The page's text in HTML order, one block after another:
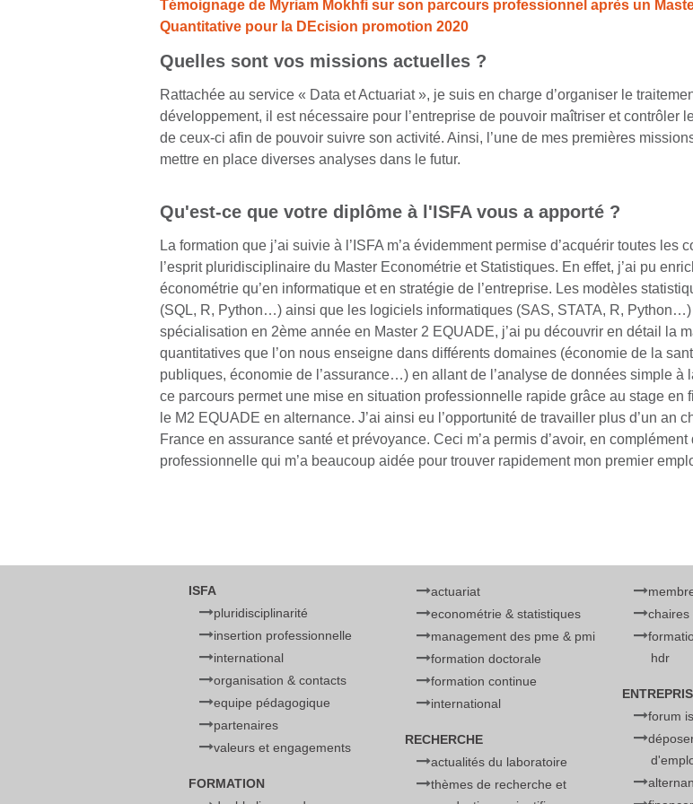
Témoignage de Myriam Mokhfi sur son parcours professionnel après un
Quantitative pour la DEcision promotion 2020
Quelles sont vos missions actuelles ?
Rattachée au service « Data et Actuariat », je suis en charge d’organiser le
développement, il est nécessaire pour l’entreprise de pouvoir maîtriser et contrôler
de ceux-ci afin de pouvoir suivre son activité. Ainsi, l’une de mes premières
mettre en place diverses analyses dans le futur.
Qu'est-ce que votre diplôme à l'ISFA vous a apporté ?
La formation que j’ai suivie à l’ISFA m’a évidemment permise d’acquérir toutes
l’esprit pluridisciplinaire du Master Econométrie et Statistiques. En effet, j’ai pu
économétrie qu’en informatique et en stratégie de l’entreprise. Les modèles
(SQL, R, Python…) ainsi que les logiciels informatiques (SAS, STATA, R, Python…)
spécialisation en 2ème année en Master 2 EQUADE, j’ai pu découvrir en détail la
quantitatives que l’on nous enseigne dans différents domaines (économie de la
publiques, économie de l’assurance…) en allant de l’analyse de données simple
ce parcours permet une mise en situation professionnelle rapide grâce au stage en
le M2 EQUADE en alternance. J’ai ainsi eu l’opportunité de travailler plus d’un an
France en assurance santé et prévoyance. Ceci m’a permis d’avoir, en
professionnelle qui m’a beaucoup aidée pour trouver rapidement mon premier
ISFA
pluridisciplinarité
insertion professionnelle
international
organisation & contacts
equipe pédagogique
partenaires
valeurs et engagements
FORMATION
actuariat
econométrie & statistiques
management des pme & pmi
formation doctorale
formation continue
international
RECHERCHE
actualités du laboratoire
thèmes de recherche et
chaires
hdr
forum